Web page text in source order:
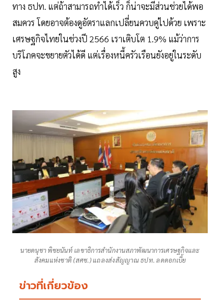
ทาง ธปท. แต่ถ้าสามารถทำได้เร็ว ก็น่าจะมีส่วนช่วยได้พอ
สมควร โดยอาจต้องดูอัตราแลกเปลี่ยนควบคู่ไปด้วย เพราะ
เศรษฐกิจไทยในช่วงปี 2566 เราเติบโต 1.9% แม้ว่าการ
บริโภคจะขยายตัวได้ดี แต่เรื่องหนี้ครัวเรือนยังอยู่ในระดับ
สูง
นายดนุชา พิชยนันท์ เลขาธิการสำนักงานสภาพัฒนาการเศรษฐกิจและ
สังคมแห่งชาติ (สศช.) แถลงส่งสัญญาณ ธปท. ลดดอกเบี้ย
ข่าวที่เกี่ยวข้อง